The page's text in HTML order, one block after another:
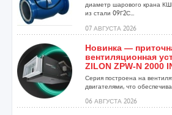
диаметр шарового крана
из стали 09Г2С...
07 АВГУСТА 2026
Новинка —
вентиляционная
ZILON ZPW-N 2000
Серия построена на
двигателями, что
06 АВГУСТА 2026